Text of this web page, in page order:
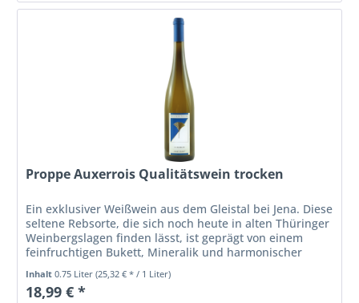
Proppe Auxerrois Qualitätswein trocken
Ein exklusiver Weißwein aus dem Gleistal bei Jena. Diese
seltene Rebsorte, die sich noch heute in alten Thüringer
Weinbergslagen finden lässt, ist geprägt von einem
feinfruchtigen Bukett, Mineralik und harmonischer
Inhalt0.75 Liter(25,32 € * / 1 Liter)
18,99 € *